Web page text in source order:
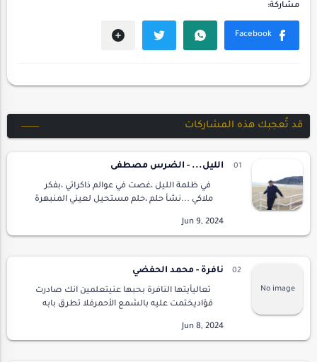
قد تُعجبك هذه المشاركات
الليل... - الضرس مصطفى
في ظلمة الليل ،غصت في عوالم ذاكراتي ،بفكر
ملاكي ...نشأ حلم ،حلم مستحيل لعيني المنبهرة
الأمواج الممزوجة بالمرارة ،يغرق في الموت…
نافرة - محمد الحفضي
تعاليأيتها النافرة بحبها عنيتعلمين انك صادرت
فؤاديختمت عليه بالشمع الأحمرفلا تطرق بابه
غيرككل حروفي صغتهامن سحر عينيكوموال